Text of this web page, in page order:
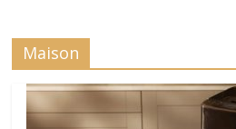
Maison